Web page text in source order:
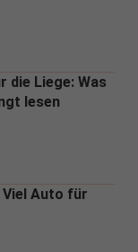
die Liege: Was
lesen
Viel Auto für